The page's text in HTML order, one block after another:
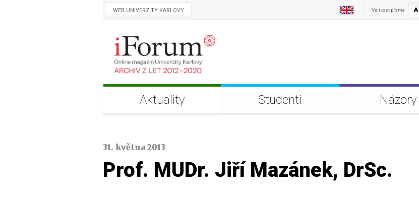
Aktuality Studenti Názory
31. května 2013
Prof. MUDr. Jiří Mazánek, DrSc.
WEB UNIVERZITY KARLOVY Velikost písma A